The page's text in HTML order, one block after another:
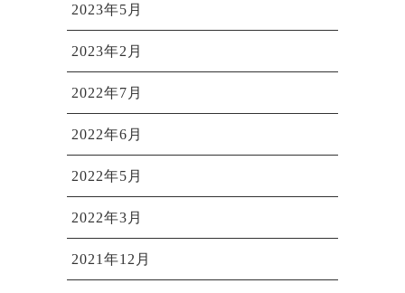
2023年5月
2023年2月
2022年7月
2022年6月
2022年5月
2022年3月
2021年12月